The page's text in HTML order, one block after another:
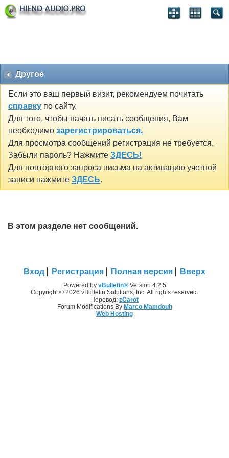
Другое
Если это ваш первый визит, рекомендуем почитать
справку по сайту.
Для того, чтобы начать писать сообщения, Вам
необходимо зарегистрироваться.
Для просмотра сообщений регистрация не требуется.
Забыли пароль? Нажмите ЗДЕСЬ!
Для повторного запроса письма на активацию учетной
записи нажмите ЗДЕСЬ.
В этом разделе нет сообщений.
Вход Регистрация Полная версия Вверх
Powered by vBulletin®Version 4.2.5
Copyright © 2026 vBulletin Solutions, Inc. All rights reserved.
Перевод: zCarot
Forum Modifications By Marco Mamdouh
Web Hosting